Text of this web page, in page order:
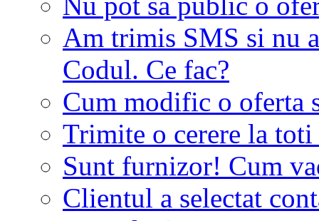
Am trimis SMS si nu
Codul. Ce fac?
Cum modific o oferta
Trimite o cerere la
Sunt furnizor! Cum
Clientul a selectat